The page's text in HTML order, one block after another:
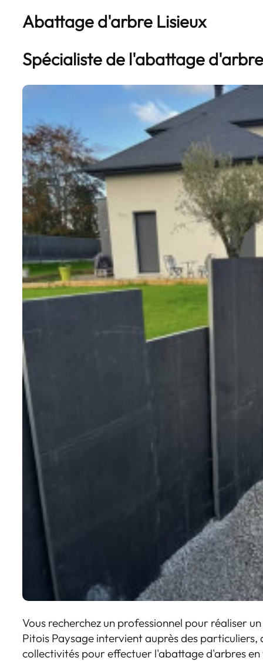
Abattage d'arbre Lisieux
Spécialiste de l'abattage
Vous recherchez un professionnel pour réaliser
Pitois Paysage intervient auprès des particuliers,
collectivités pour effectuer l'abattage d'arbres